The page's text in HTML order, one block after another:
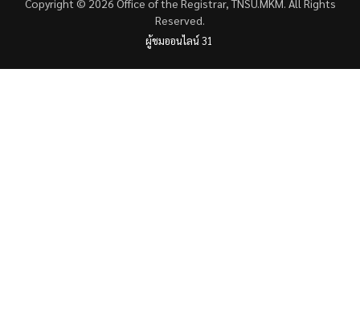
Copyright © 2026 Office of the Registrar, TNSU.MKM. All Rights
Reserved.
ผู้ชมออนไลน์ 31